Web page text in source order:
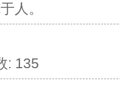
人。
: 135